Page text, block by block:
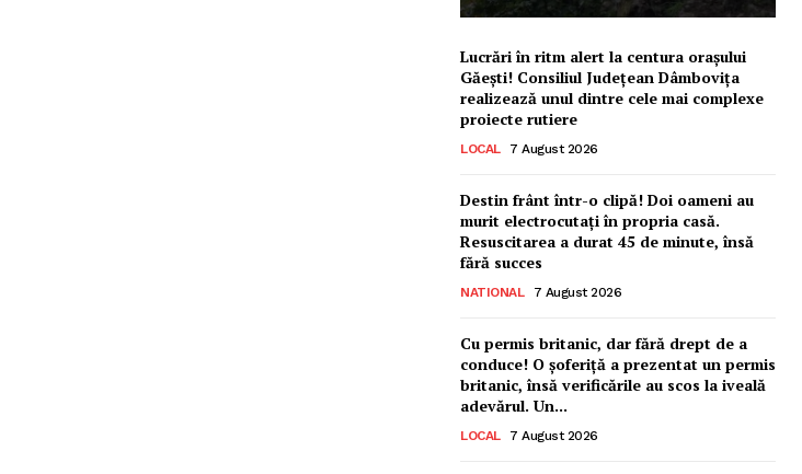
Ionuț Parghel
Lucrări în ritm alert la centura orașului
Găești! Consiliul Județean Dâmbovița
realizează unul dintre cele mai complexe
proiecte rutiere
LOCAL 7 August 2026
Destin frânt într-o clipă! Doi oameni au
murit electrocutați în propria casă.
Resuscitarea a durat 45 de minute, însă
fără succes
NATIONAL 7 August 2026
Cu permis britanic, dar fără drept de a
conduce! O șoferiță a prezentat un permis
britanic, însă verificările au scos la iveală
adevărul. Un...
LOCAL 7 August 2026